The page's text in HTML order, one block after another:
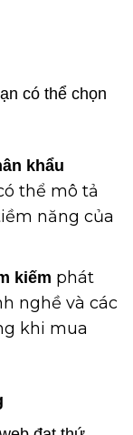
có thể chọn
khẩu
thể mô tả
năng của
kiếm phát
nghề và các
khi mua